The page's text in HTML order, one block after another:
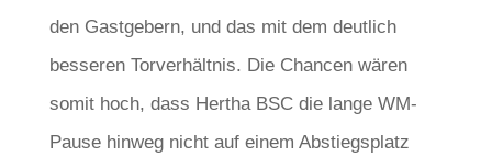
den Gastgebern, und das mit dem deutlich
besseren Torverhältnis. Die Chancen wären
somit hoch, dass Hertha BSC die lange WM-
Pause hinweg nicht auf einem Abstiegsplatz